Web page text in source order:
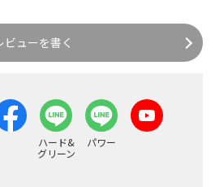
ビューを書く
ハード&
グリーン
パワー